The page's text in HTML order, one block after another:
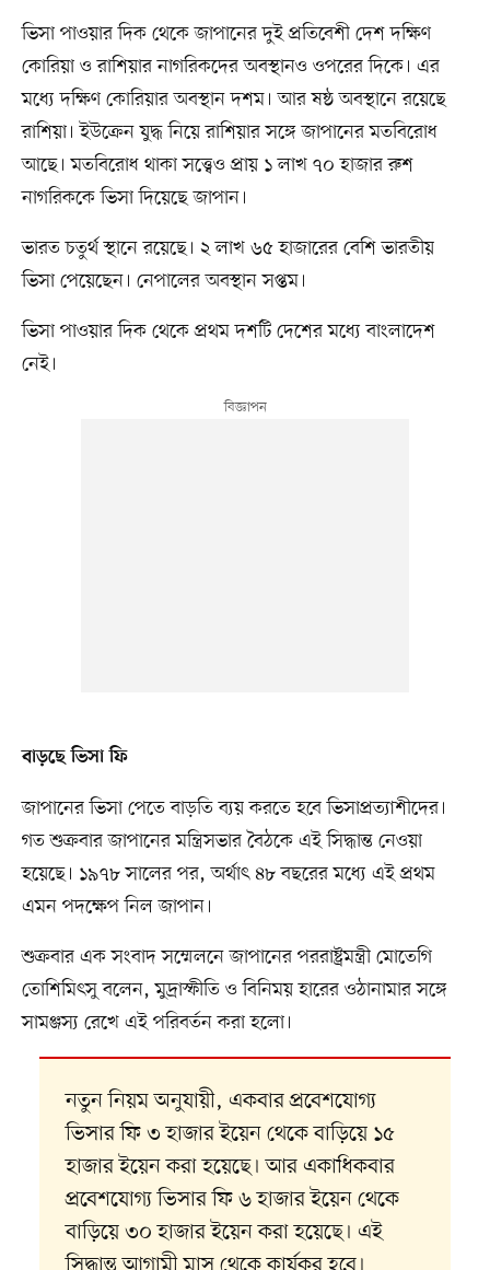
ভিসা পাওয়ার দিক থেকে জাপানের দুই প্রতিবেশী দেশ দক্ষিণ
কোরিয়া ও রাশিয়ার নাগরিকদের অবস্থানও ওপরের দিকে। এর
মধ্যে দক্ষিণ কোরিয়ার অবস্থান দশম। আর ষষ্ঠ অবস্থানে রয়েছে
রাশিয়া। ইউক্রেন যুদ্ধ নিয়ে রাশিয়ার সঙ্গে জাপানের মতবিরোধ
আছে। মতবিরোধ থাকা সত্ত্বেও প্রায় ১ লাখ ৭০ হাজার রুশ
নাগরিককে ভিসা দিয়েছে জাপান।
ভারত চতুর্থ স্থানে রয়েছে। ২ লাখ ৬৫ হাজারের বেশি ভারতীয়
ভিসা পেয়েছেন। নেপালের অবস্থান সপ্তম।
ভিসা পাওয়ার দিক থেকে প্রথম দশটি দেশের মধ্যে বাংলাদেশ
নেই।
বাড়ছে ভিসা ফি
জাপানের ভিসা পেতে বাড়তি ব্যয় করতে হবে ভিসাপ্রত্যাশীদের।
গত শুক্রবার জাপানের মন্ত্রিসভার বৈঠকে এই সিদ্ধান্ত নেওয়া
হয়েছে। ১৯৭৮ সালের পর, অর্থাৎ ৪৮ বছরের মধ্যে এই প্রথম
এমন পদক্ষেপ নিল জাপান।
শুক্রবার এক সংবাদ সম্মেলনে জাপানের পররাষ্ট্রমন্ত্রী মোতেগি
তোশিমিৎসু বলেন, মুদ্রাস্ফীতি ও বিনিময় হারের ওঠানামার সঙ্গে
সামঞ্জস্য রেখে এই পরিবর্তন করা হলো।
নতুন নিয়ম অনুযায়ী, একবার প্রবেশযোগ্য
ভিসার ফি ৩ হাজার ইয়েন থেকে বাড়িয়ে ১৫
হাজার ইয়েন করা হয়েছে। আর একাধিকবার
প্রবেশযোগ্য ভিসার ফি ৬ হাজার ইয়েন থেকে
বাড়িয়ে ৩০ হাজার ইয়েন করা হয়েছে। এই